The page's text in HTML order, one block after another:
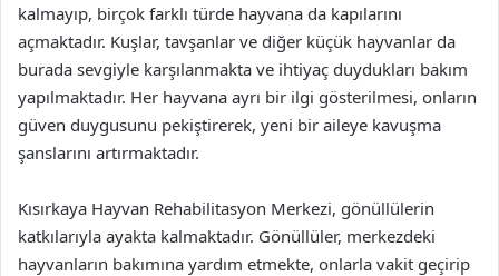
kalmayıp, birçok farklı türde hayvana da kapılarını
açmaktadır. Kuşlar, tavşanlar ve diğer küçük hayvanlar da
burada sevgiyle karşılanmakta ve ihtiyaç duydukları bakım
yapılmaktadır. Her hayvana ayrı bir ilgi gösterilmesi, onların
güven duygusunu pekiştirerek, yeni bir aileye kavuşma
şanslarını artırmaktadır.
Kısırkaya Hayvan Rehabilitasyon Merkezi, gönüllülerin
katkılarıyla ayakta kalmaktadır. Gönüllüler, merkezdeki
hayvanların bakımına yardım etmekte, onlarla vakit geçirip